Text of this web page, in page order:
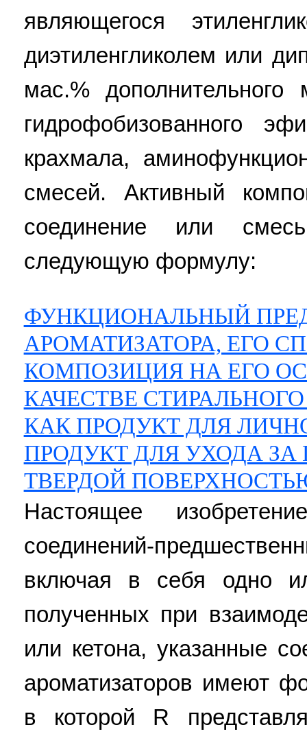
являющегося
диэтиленгликолем или
мас.% дополнительного
гидрофобизованного
крахмала,
смесей. Активный
соединение или
следующую формулу:
ФУНКЦИОНАЛЬНЫЙ
АРОМАТИЗАТОРА, ЕГО
КОМПОЗИЦИЯ НА ЕГО
КАЧЕСТВЕ
КАК ПРОДУКТ ДЛЯ
ПРОДУКТ ДЛЯ УХОДА
ТВЕРДОЙ
Настоящее
соединений-
включая в себя одно
полученных при
или кетона, указанные
ароматизаторов имеют
в которой R